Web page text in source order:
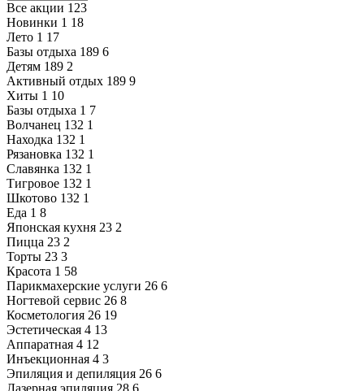
Все акции 123
Новинки 1 18
Лето 1 17
Базы отдыха 189 6
Детям 189 2
Активный отдых 189 9
Хиты 1 10
Базы отдыха 1 7
Волчанец 132 1
Находка 132 1
Рязановка 132 1
Славянка 132 1
Тигровое 132 1
Шкотово 132 1
Еда 1 8
Японская кухня 23 2
Пицца 23 2
Торты 23 3
Красота 1 58
Парикмахерские услуги 26 6
Ногтевой сервис 26 8
Косметология 26 19
Эстетическая 4 13
Аппаратная 4 12
Инъекционная 4 3
Эпиляция и депиляция 26 6
Лазерная эпиляция 28 6